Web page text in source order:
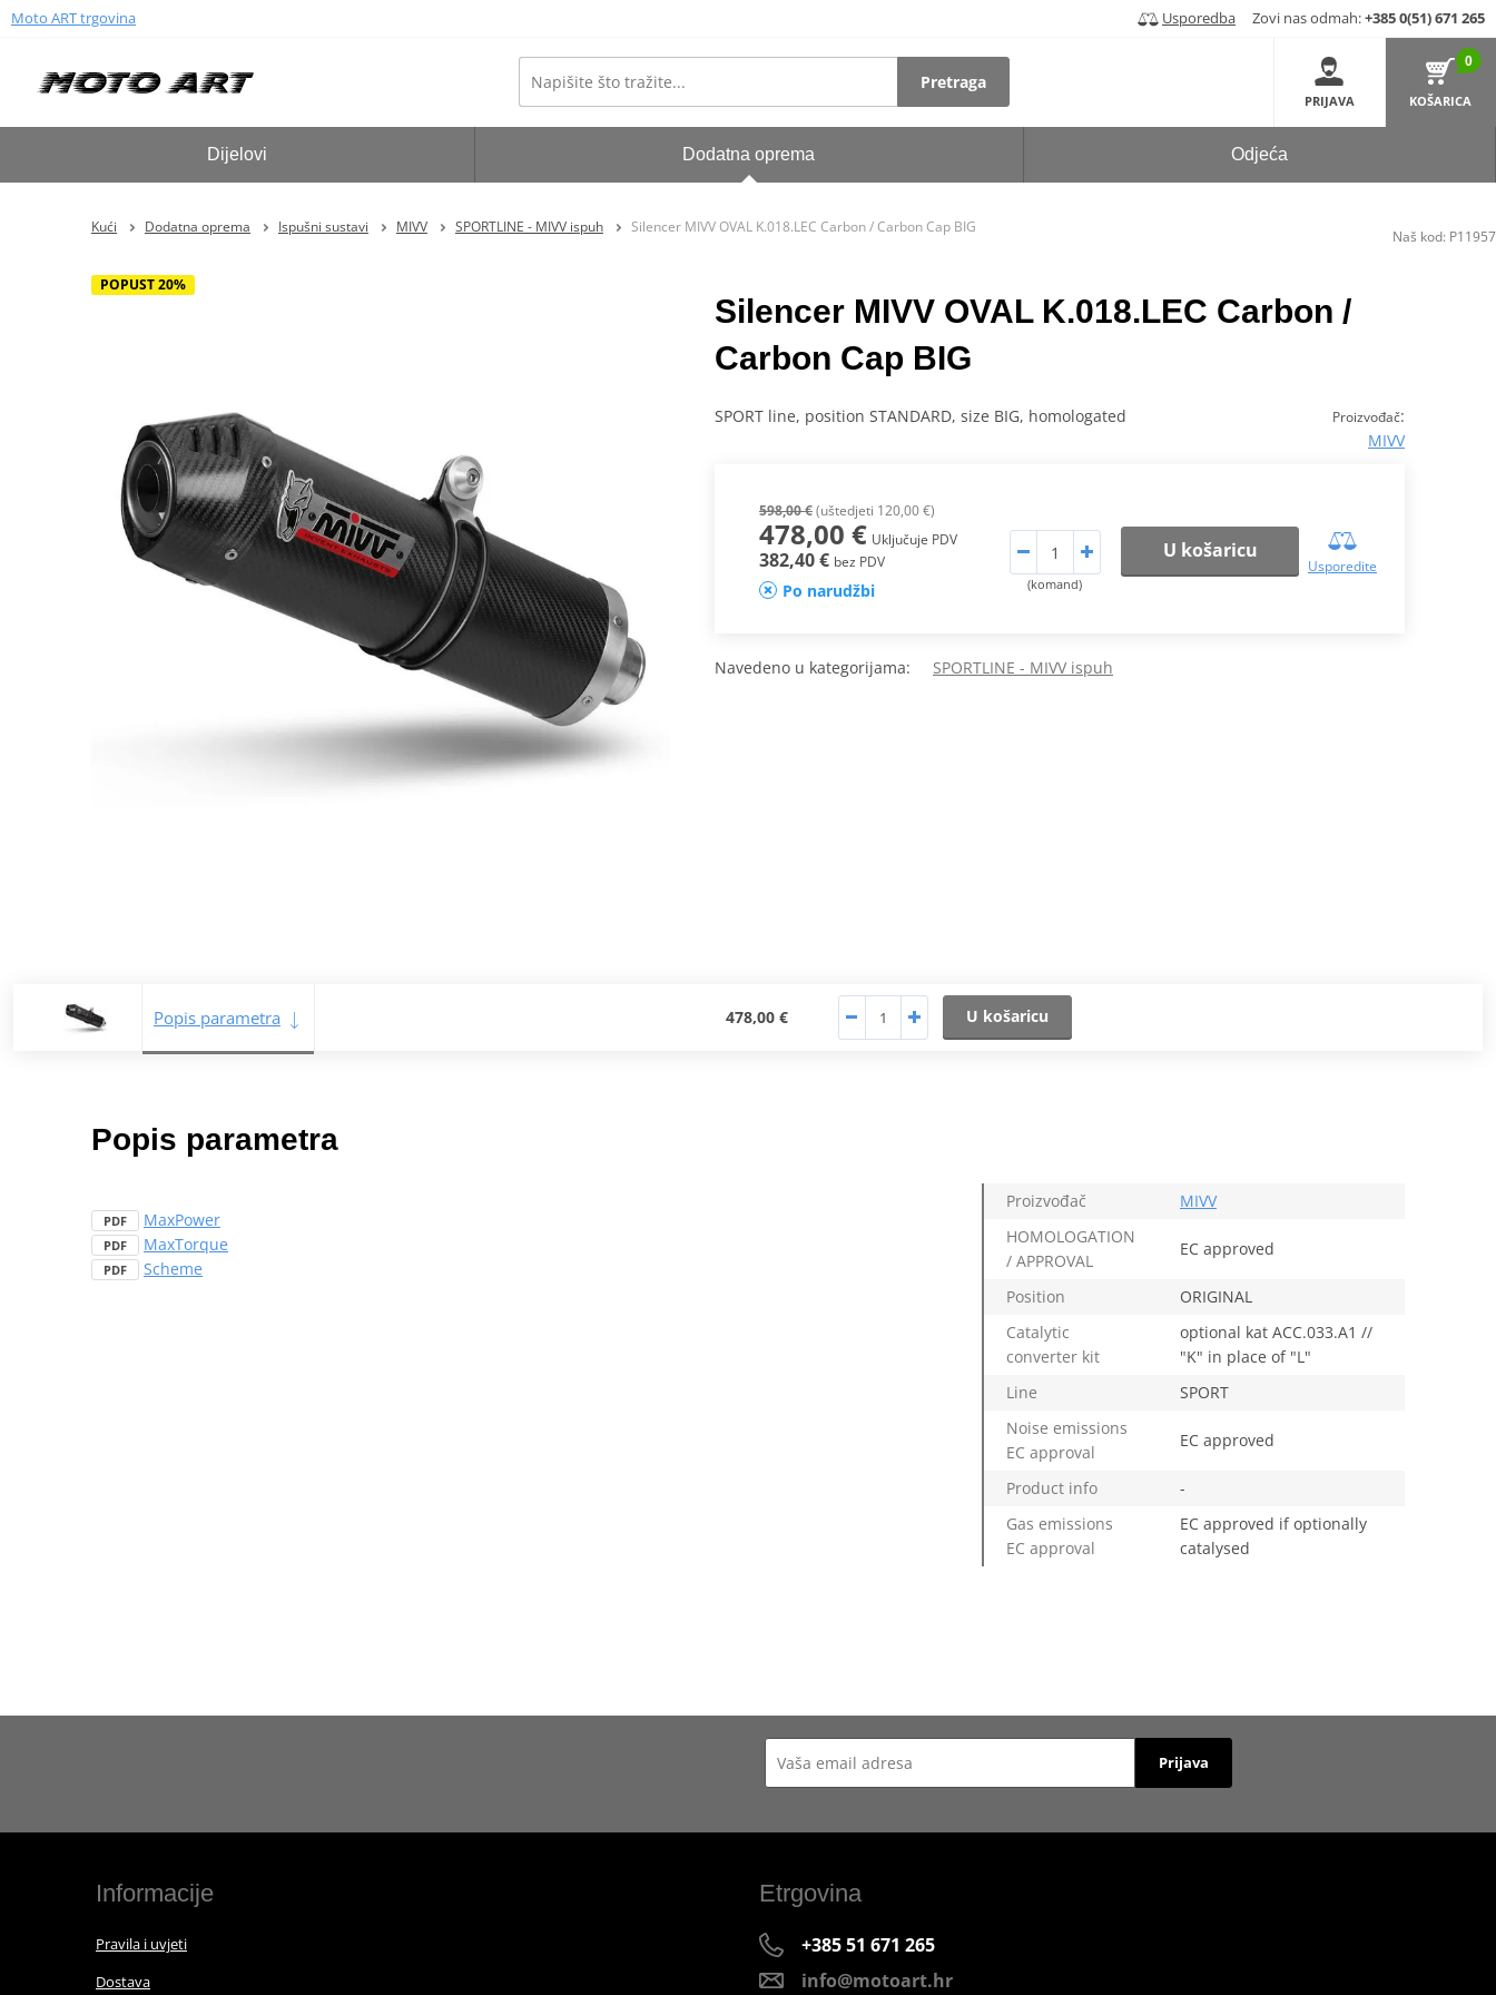
Moto ART trgovina Usporedba Zovi nas odmah:+385 0(51) 671 265
Pretraga
PRIJAVA
0
KOŠARICA
Dijelovi Dodatna oprema Odjeća
Kući Dodatna oprema Ispušni sustavi MIVV SPORTLINE - MIVV ispuh Silencer MIVV OVAL K.018.LEC Carbon / Carbon Cap BIG
POPUST 20%
Silencer MIVV OVAL K.018.LEC Carbon /
Carbon Cap BIG
Proizvođač:
MIVV
SPORT line, position STANDARD, size BIG, homologated
598,00 €(uštedjeti 120,00 €)
478,00 € Uključuje PDV
382,40 € bez PDV
Po narudžbi (komand)
U košaricu
Usporedite
Navedeno u kategorijama: SPORTLINE - MIVV ispuh
Popis parametra 478,00 € U košaricu
Popis parametra
PDF MaxPower
PDF MaxTorque
PDF Scheme
Proizvođač
MIVV
HOMOLOGATION
/ APPROVAL
EC approved
Position
ORIGINAL
Catalytic
converter kit
optional kat ACC.033.A1 //
"K" in place of "L"
Line
SPORT
Noise emissions
EC approval
EC approved
Product info
-
Gas emissions
EC approval
EC approved if optionally
catalysed
Naš kod: P11957
Prijava
Informacije
Pravila i uvjeti
Dostava
Etrgovina
+385 51 671 265
info@motoart.hr